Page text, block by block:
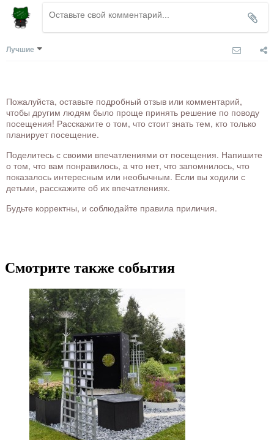
Лучшие
Пожалуйста, оставьте подробный отзыв или комментарий,
чтобы другим людям было проще принять решение по поводу
посещения! Расскажите о том, что стоит знать тем, кто только
планирует посещение.
Поделитесь с своими впечатлениями от посещения. Напишите
о том, что вам понравилось, а что нет, что запомнилось, что
показалось интересным или необычным. Если вы ходили с
детьми, расскажите об их впечатлениях.
Будьте корректны, и соблюдайте правила приличия.
Смотрите также события